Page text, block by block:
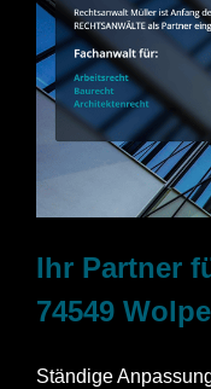
Ihr Partner
74549
Ständige